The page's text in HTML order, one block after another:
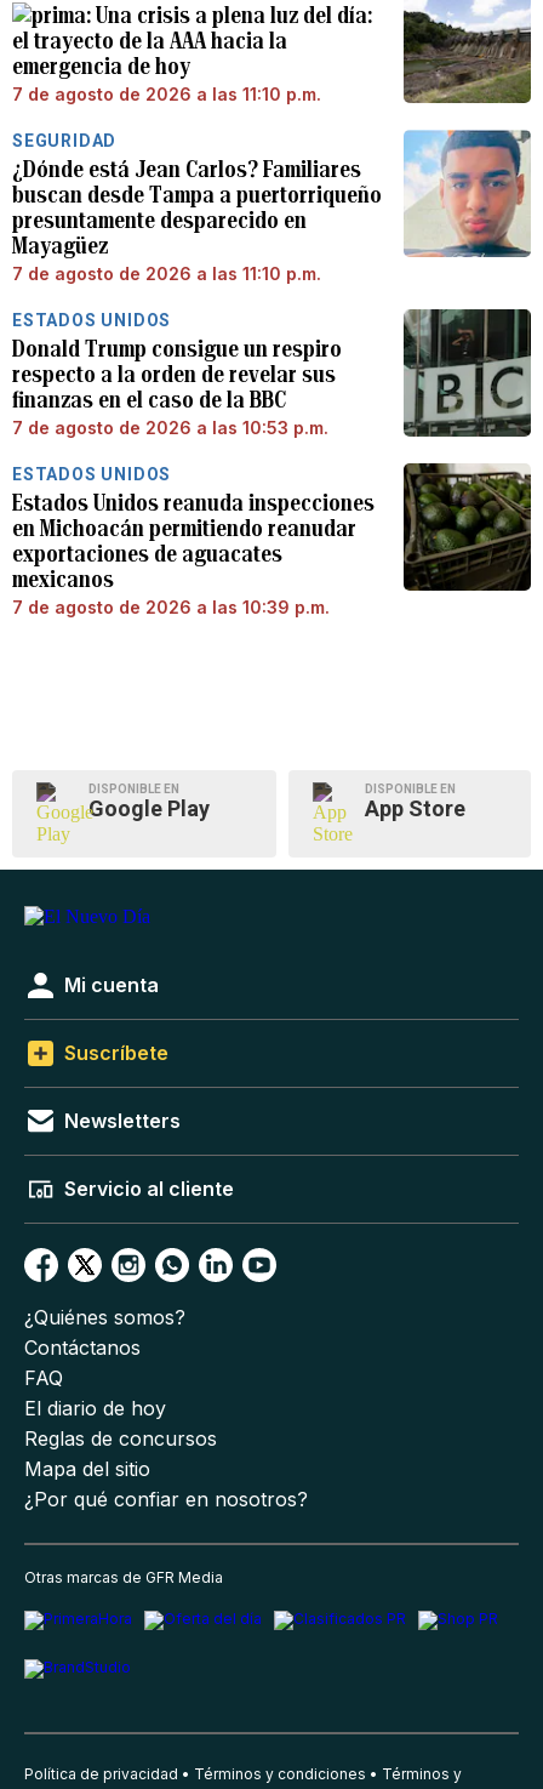
Una crisis a plena luz del día:
el trayecto de la AAA hacia la
emergencia de hoy
7 de agosto de 2026 a las 11:10 p.m.
SEGURIDAD
¿Dónde está Jean Carlos? Familiares
buscan desde Tampa a puertorriqueño
presuntamente desparecido en
Mayagüez
7 de agosto de 2026 a las 11:10 p.m.
ESTADOS UNIDOS
Donald Trump consigue un respiro
respecto a la orden de revelar sus
finanzas en el caso de la BBC
7 de agosto de 2026 a las 10:53 p.m.
ESTADOS UNIDOS
Estados Unidos reanuda inspecciones
en Michoacán permitiendo reanudar
exportaciones de aguacates
mexicanos
7 de agosto de 2026 a las 10:39 p.m.
DISPONIBLE EN
Google Play
DISPONIBLE EN
App Store
Mi cuenta
Suscríbete
Newsletters
Servicio al cliente
¿Quiénes somos?
Contáctanos
FAQ
El diario de hoy
Reglas de concursos
Mapa del sitio
¿Por qué confiar en nosotros?
Otras marcas de GFR Media
Política de privacidad Términos y condiciones Términos y